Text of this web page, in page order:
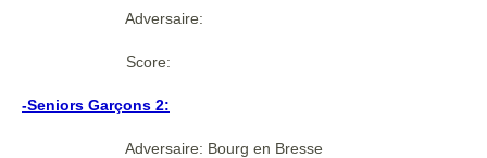
Adversaire:
Score:
-Seniors Garçons 2:
Adversaire: Bourg en Bresse